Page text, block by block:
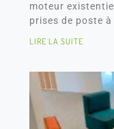
moteur
prises de poste à
LIRE LA SUITE